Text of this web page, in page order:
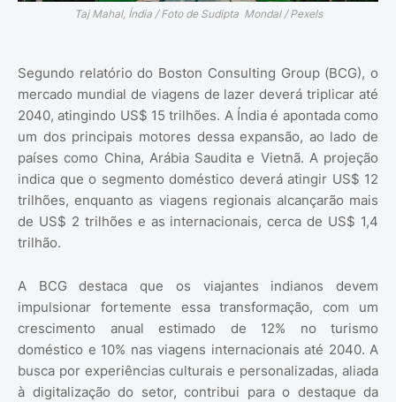
Taj Mahal, Índia / Foto de Sudipta Mondal / Pexels
Segundo relatório do Boston Consulting Group (BCG), o
mercado mundial de viagens de lazer deverá triplicar até
2040, atingindo US$ 15 trilhões. A Índia é apontada como
um dos principais motores dessa expansão, ao lado de
países como China, Arábia Saudita e Vietnã. A projeção
indica que o segmento doméstico deverá atingir US$ 12
trilhões, enquanto as viagens regionais alcançarão mais
de US$ 2 trilhões e as internacionais, cerca de US$ 1,4
trilhão.
A BCG destaca que os viajantes indianos devem
impulsionar fortemente essa transformação, com um
crescimento anual estimado de 12% no turismo
doméstico e 10% nas viagens internacionais até 2040. A
busca por experiências culturais e personalizadas, aliada
à digitalização do setor, contribui para o destaque da